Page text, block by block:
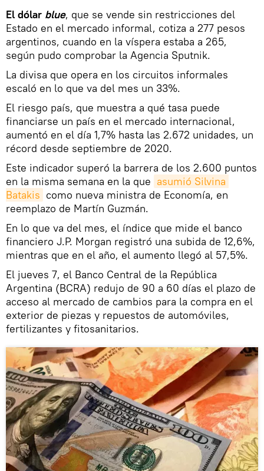
El dólar blue, que se vende sin restricciones del
Estado en el mercado informal, cotiza a 277 pesos
argentinos, cuando en la víspera estaba a 265,
según pudo comprobar la Agencia Sputnik.
La divisa que opera en los circuitos informales
escaló en lo que va del mes un 33%.
El riesgo país, que muestra a qué tasa puede
financiarse un país en el mercado internacional,
aumentó en el día 1,7% hasta las 2.672 unidades, un
récord desde septiembre de 2020.
Este indicador superó la barrera de los 2.600 puntos
en la misma semana en la que asumió Silvina
Batakis como nueva ministra de Economía, en
reemplazo de Martín Guzmán.
En lo que va del mes, el índice que mide el banco
financiero J.P. Morgan registró una subida de 12,6%,
mientras que en el año, el aumento llegó al 57,5%.
El jueves 7, el Banco Central de la República
Argentina (BCRA) redujo de 90 a 60 días el plazo de
acceso al mercado de cambios para la compra en el
exterior de piezas y repuestos de automóviles,
fertilizantes y fitosanitarios.